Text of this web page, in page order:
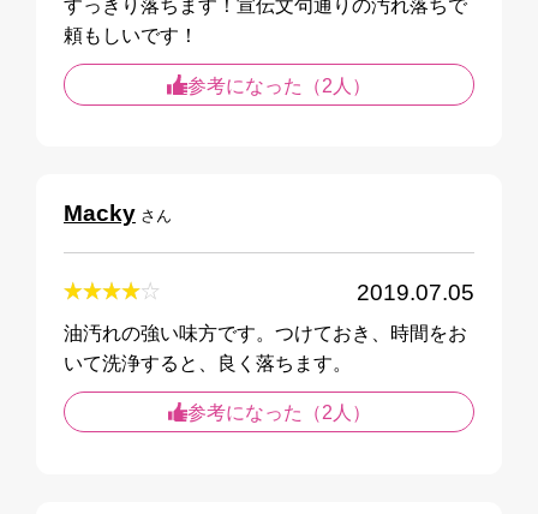
すっきり落ちます！宣伝文句通りの汚れ落ちで
頼もしいです！
参考になった（2人）
Mackyさん
2019.07.05
油汚れの強い味方です。つけておき、時間をお
いて洗浄すると、良く落ちます。
参考になった（2人）